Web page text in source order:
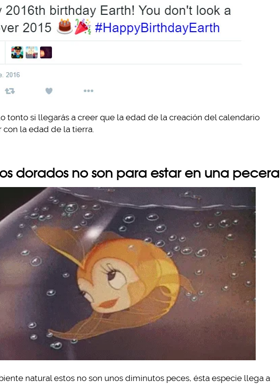
tonto si llegarás a creer que la edad de la creación del calendario
la edad de la tierra.
dorados no son para estar en una pecera
natural estos no son unos diminutos peces, ésta especie llega a